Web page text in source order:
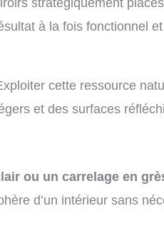
stratégiquement
à la fois fonctionnel
cette ressource
et des surfaces
ou un carrelage en
d’un intérieur sans